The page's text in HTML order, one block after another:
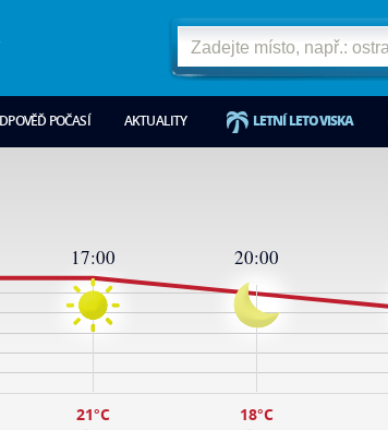
POČASÍ AKTUALITY LETNÍ LETOVISKA
17:00
21°C
20:00
18°C